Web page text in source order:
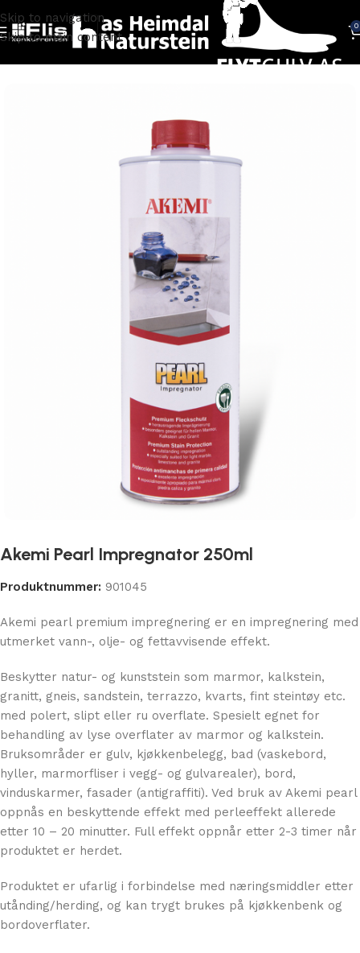
Skip to navigation
Skip to main content
0
Pleiemidler og impregnering Akemi
Akemi Pearl Impregnator 250ml
Produktnummer: 901045
Akemi pearl premium impregnering er en impregnering med
utmerket vann-, olje- og fettavvisende effekt.
Beskytter natur- og kunststein som marmor, kalkstein,
granitt, gneis, sandstein, terrazzo, kvarts, fint steintøy etc.
med polert, slipt eller ru overflate. Spesielt egnet for
behandling av lyse overflater av marmor og kalkstein.
Bruksområder er gulv, kjøkkenbelegg, bad (vaskebord,
hyller, marmorfliser i vegg- og gulvarealer), bord,
vinduskarmer, fasader (antigraffiti). Ved bruk av Akemi pearl
oppnås en beskyttende effekt med perleeffekt allerede
etter 10 – 20 minutter. Full effekt oppnår etter 2-3 timer når
produktet er herdet.
Produktet er ufarlig i forbindelse med næringsmiddler etter
utånding/herding, og kan trygt brukes på kjøkkenbenk og
bordoverflater.